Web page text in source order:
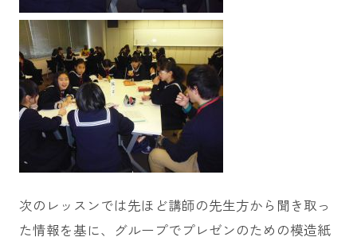
次のレッスンでは先ほど講師の先生方から聞き取っ
た情報を基に、グループでプレゼンのための模造紙